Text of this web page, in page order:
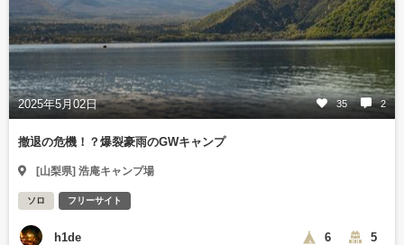
2025年5月02日 35 2
撤退の危機！？爆裂豪雨のGWキャンプ
[山梨県] 浩庵キャンプ場
ソロ フリーサイト
h1de 6 5